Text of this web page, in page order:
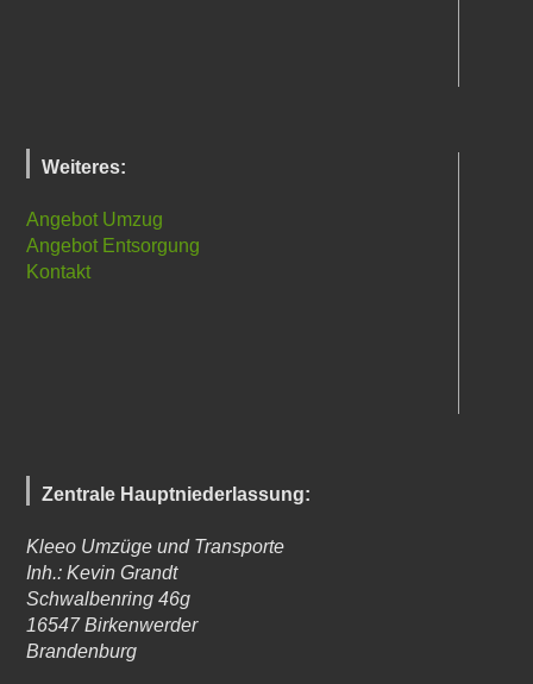
Weiteres:
Angebot Umzug
Angebot Entsorgung
Kontakt
Zentrale Hauptniederlassung:
Kleeo Umzüge und Transporte
Inh.: Kevin Grandt
Schwalbenring 46g
16547 Birkenwerder
Brandenburg